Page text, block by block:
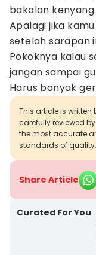
bakalan
Apalagi jika
setelah sarapan
Pokoknya kalau
jangan sampai
Harus banyak
This article is
carefully reviewed
the most accurate
standards of
Share Article
Curated For You